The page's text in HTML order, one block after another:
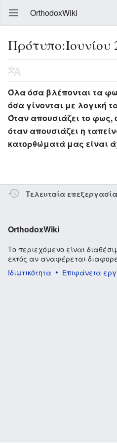
OrthodoxWiki
Πρότυπο:Ιουνίου
Όλα όσα βλέπονται τα
όσα γίνονται με λογική
Όταν απουσιάζει το φως,
όταν απουσιάζει η
κατορθώματά μας είναι
Τελευταία
OrthodoxWiki
Το περιεχόμενο είναι
εκτός αν αναφέρεται
Ιδιωτικότητα
Επιφάνεια